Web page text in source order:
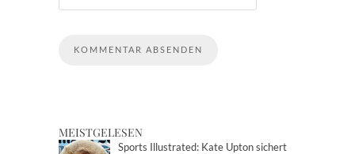
MEISTGELESEN
Sports Illustrated: Kate Upton sichert